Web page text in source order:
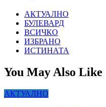
АКТУАЛНО
БУЛЕВАРД
ВСИЧКО
ИЗБРАНО
ИСТИНАТА
You May Also Like
АКТУАЛНО